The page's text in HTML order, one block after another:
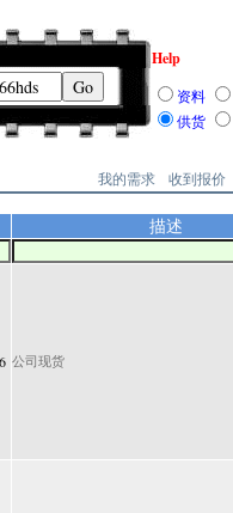
Help
资料
供货
我的需求 收到报价
描述
公司现货